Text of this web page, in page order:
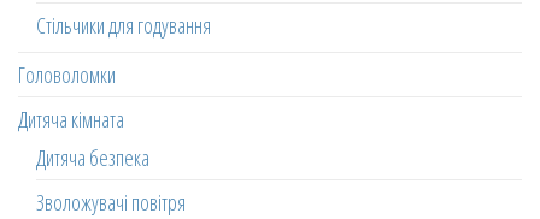
Стільчики для годування
Головоломки
Дитяча кімната
Дитяча безпека
Зволожувачі повітря